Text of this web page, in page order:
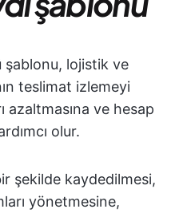
şablonu, lojistik ve
teslimat izlemeyi
azaltmasına ve hesap
olur.
şekilde kaydedilmesi,
yönetmesine,